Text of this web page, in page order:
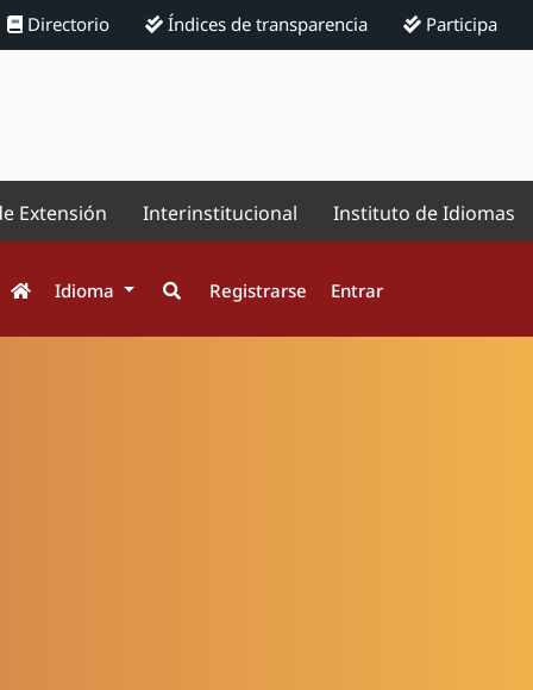
Directorio Índices de transparencia Participa
Extensión Interinstitucional Instituto de Idiomas
Idioma Registrarse Entrar